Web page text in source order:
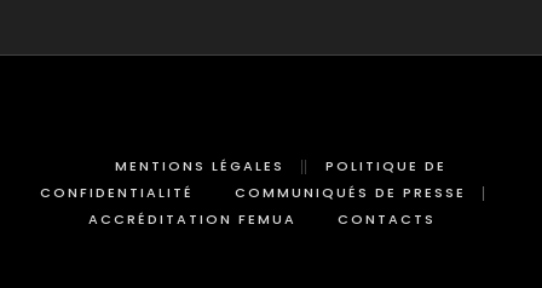
MENTIONS LÉGALES
POLITIQUE DE
CONFIDENTIALITÉ
COMMUNIQUÉS DE PRESSE
ACCRÉDITATION FEMUA
CONTACTS